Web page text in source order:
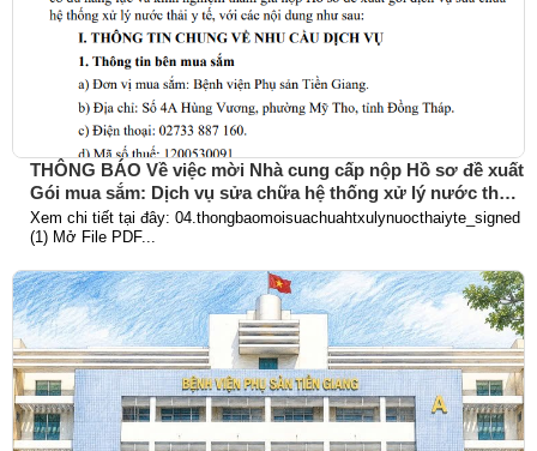
THÔNG BÁO Về việc mời Nhà cung cấp nộp Hồ sơ đề xuất
Gói mua sắm: Dịch vụ sửa chữa hệ thống xử lý nước thải
y tế
Xem chi tiết tại đây: 04.thongbaomoisuachuahtxulynuocthaiyte_signed
(1) Mở File PDF...